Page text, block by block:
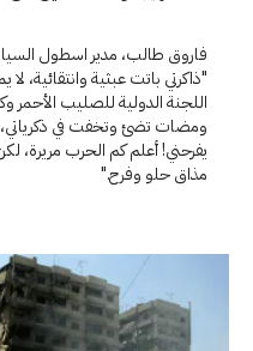
فاروق طالب، مدير اسطول
اللجنة الدولية للصليب الأحمر
ومضات تضئ وتخفت في ذكرياتي،
يفرحني! أعلم كم الحرب مريرة،
مذاق حلو وفرح."